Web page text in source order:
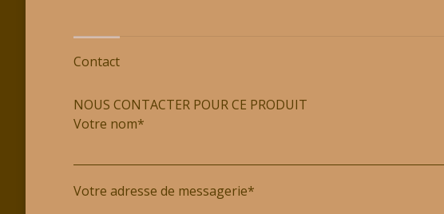
Contact
NOUS CONTACTER POUR CE PRODUIT
Votre nom*
Votre adresse de messagerie*